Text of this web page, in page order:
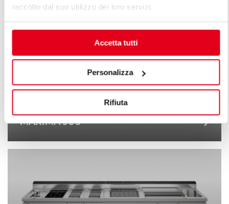
raccolto dal suo utilizzo dei loro servizi.
Accetta tutti
Personalizza
Rifiuta
MAXIMA 900